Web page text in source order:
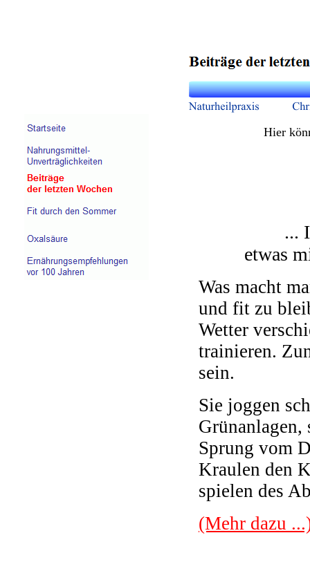
Hier
...
etwas
Was macht
und fit zu
Wetter
trainieren.
sein.
Sie joggen
Sprung vom
Kraulen den
spielen des
(Mehr dazu